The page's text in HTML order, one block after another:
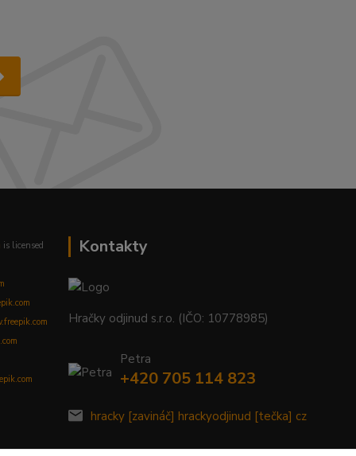
is licensed
Kontakty
Hračky odjinud s.r.o. (IČO: 10778985)
Petra
+420 705 114 823
hracky [zavináč] hrackyodjinud [tečka] cz